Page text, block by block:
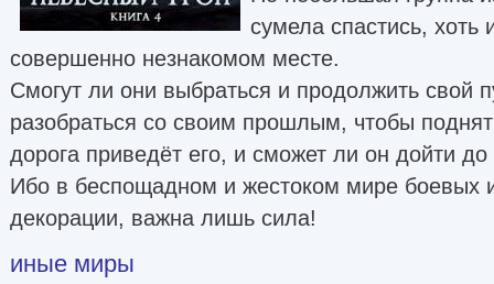
сумела спастись, хоть
совершенно незнакомом месте.
Смогут ли они выбраться и продолжить свой
разобраться со своим прошлым, чтобы
дорога приведёт его, и сможет ли он дойти до
Ибо в беспощадном и жестоком мире боевых
декорации, важна лишь сила!
иные миры